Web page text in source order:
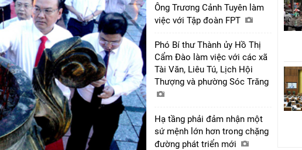
Ông Trương Cảnh Tuyên làm
việc với Tập đoàn FPT
Phó Bí thư Thành ủy Hồ Thị
Cẩm Đào làm việc với các xã
Tài Văn, Liêu Tú, Lịch Hội
Thượng và phường Sóc Trăng
Hạ tầng phải đảm nhận một
sứ mệnh lớn hơn trong chặng
đường phát triển mới